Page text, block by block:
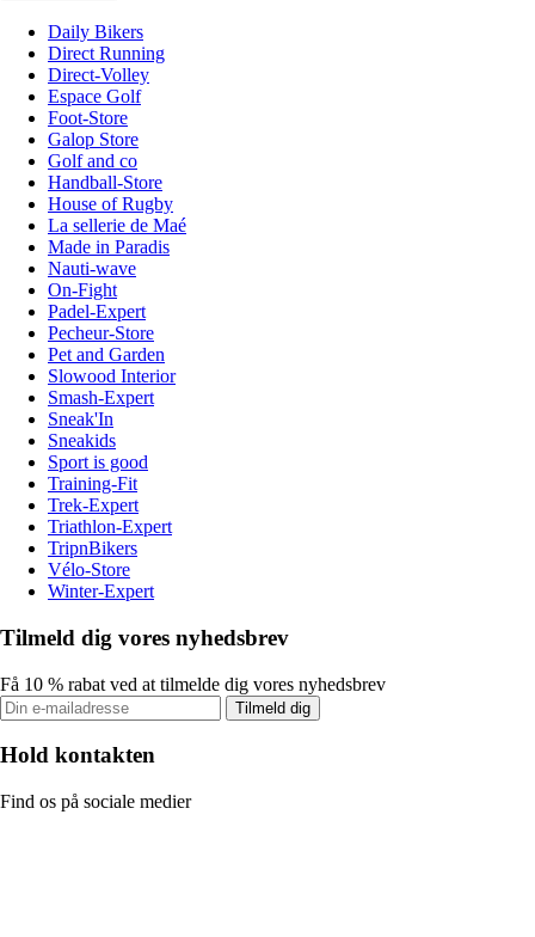
Daily Bikers
Direct Running
Direct-Volley
Espace Golf
Foot-Store
Galop Store
Golf and co
Handball-Store
House of Rugby
La sellerie de Maé
Made in Paradis
Nauti-wave
On-Fight
Padel-Expert
Pecheur-Store
Pet and Garden
Slowood Interior
Smash-Expert
Sneak'In
Sneakids
Sport is good
Training-Fit
Trek-Expert
Triathlon-Expert
TripnBikers
Vélo-Store
Winter-Expert
Tilmeld dig vores nyhedsbrev
Få 10 % rabat ved at tilmelde dig vores nyhedsbrev
Tilmeld dig
Hold kontakten
Find os på sociale medier